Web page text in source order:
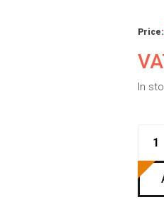
Price:
In